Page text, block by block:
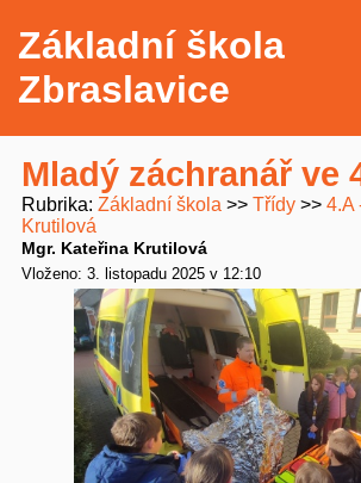
Základní škola
Zbraslavice
Mladý záchranář ve
Rubrika Základní škola Třídy
4.A
Krutilová
Mgr. Kateřina Krutilová
Vloženo: 3. listopadu 2025 v 12:10